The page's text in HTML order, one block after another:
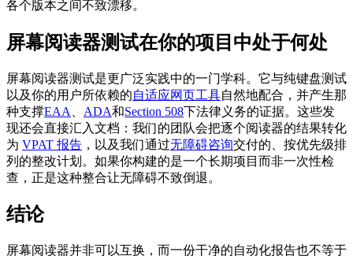
各个版本之间不致漂移。
屏幕阅读器测试在你的项目中处于何处
屏幕阅读器测试是更广泛实践中的一门学科。它与纯键盘测试
以及你的用户所依赖的自适应网页工具自然地配合，并产生那
种支撑EAA ADA和Section 508下法律义务的证据。这些发
现还会直接汇入文档：我们的团队会把逐个阅读器的结果转化
为 VPAT 报告 ，以及我们通过无障碍咨询交付的、按优先级排
列的整改计划。如果你构建的是一个长期项目而非一次性检
查，正是这种整合让无障碍不致倒退。
结论
屏幕阅读器并非可以互换，而一份干净的自动化报告也不等于